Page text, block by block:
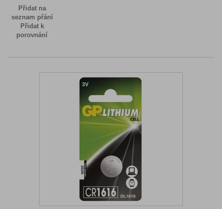
Přidat na
seznam přání
Přidat k
porovnání